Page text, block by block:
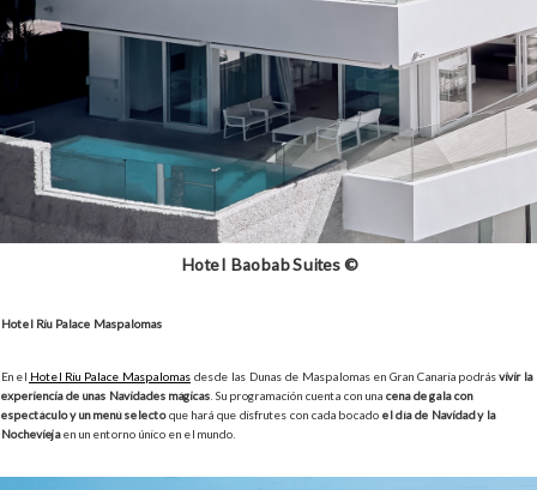
Hotel Baobab Suites ©
Hotel Riu Palace Maspalomas
En el Hotel Riu Palace Maspalomas desde las Dunas de Maspalomas en Gran Canaria podrásvivir la
experiencia de unas Navidades mágicas . Su programación cuenta con una cena de gala con
espectáculo y un menú selectoque hará que disfrutes con cada bocado el día de Navidad y la
Nocheviejaen un entorno único en el mundo.